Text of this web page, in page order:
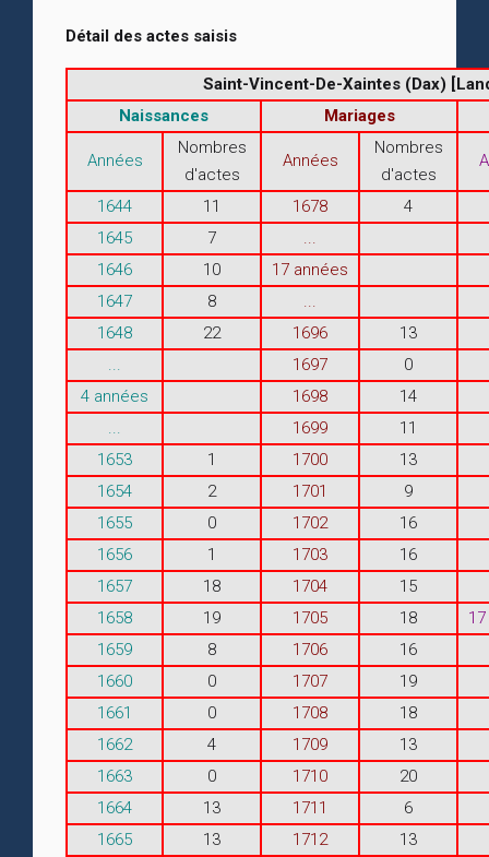
Détail des actes saisis
Saint-Vincent-De-Xaintes (Dax)
Naissances
Mariages
Années
Nombres
d'actes
Années
Nombres
d'actes
1644 11 1678
4
1645
7
...
1646
10
17 années
1647
8
...
1648
22 1696
13
...
1697
0
4 années
1698
14
...
1699
11
1653
1 1700
13
1654
2 1701
9
1655
0 1702
16
1656
1 1703
16
1657
18 1704
15
1658
19 1705 18
1659
8 1706
16
1660
0 1707
19
1661
0 1708
18
1662
4 1709
13
1663
0 1710
20
1664
13 1711
6
1665
13 1712
13